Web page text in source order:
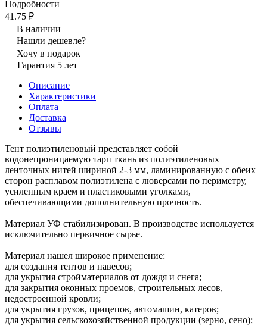
Подробности
41.75 ₽
В наличии
Нашли дешевле?
Хочу в подарок
Гарантия 5 лет
Описание
Характеристики
Оплата
Доставка
Отзывы
Тент полиэтиленовый представляет собой
водонепроницаемую тарп ткань из полиэтиленовых
ленточных нитей шириной 2-3 мм, ламинированную с обеих
сторон расплавом полиэтилена с люверсами по периметру,
усиленным краем и пластиковыми уголками,
обеспечивающими дополнительную прочность.
Материал УФ стабилизирован. В производстве используется
исключительно первичное сырье.
Материал нашел широкое применение:
для создания тентов и навесов;
для укрытия стройматериалов от дождя и снега;
для закрытия оконных проемов, строительных лесов,
недостроенной кровли;
для укрытия грузов, прицепов, автомашин, катеров;
для укрытия сельскохозяйственной продукции (зерно, сено);